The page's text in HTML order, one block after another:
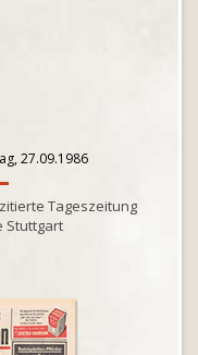
27.09.1986
Tageszeitung
Stuttgart